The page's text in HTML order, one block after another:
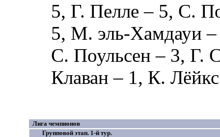
5, Г. Пелле – 5, С.
5, М. эль-Хамдауи
С. Поульсен – 3, Г.
Клаван – 1, К. Лёйкс
Лига чемпионов
Групповой этап. 1-й тур.